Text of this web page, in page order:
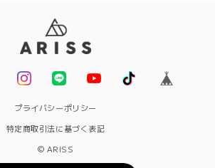
プライバシーポリシー
特定商取引法に基づく表記
© ARISS